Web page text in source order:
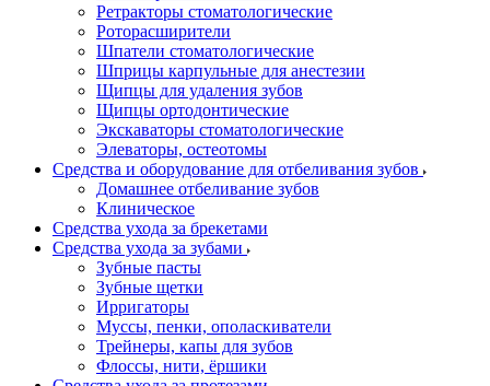
Ретракторы стоматологические
Роторасширители
Шпатели стоматологические
Шприцы карпульные для анестезии
Щипцы для удаления зубов
Щипцы ортодонтические
Экскаваторы стоматологические
Элеваторы, остеотомы
Средства и оборудование для отбеливания зубов
Домашнее отбеливание зубов
Клиническое
Средства ухода за брекетами
Средства ухода за зубами
Зубные пасты
Зубные щетки
Ирригаторы
Муссы, пенки, ополаскиватели
Трейнеры, капы для зубов
Флоссы, нити, ёршики